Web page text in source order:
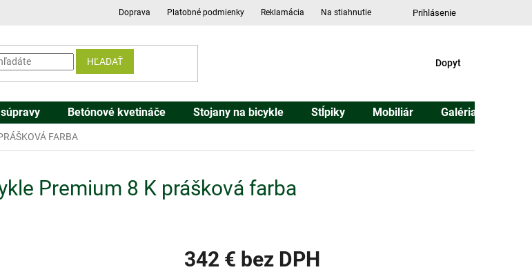
Doprava Platobné podmienky Reklamácia Na stiahnutie Prihlásenie
HĽADAŤ DOPYT
Dopyt
Betónové kvetináče Stojany na bicykle Stĺpiky Mobiliár Galéria
FARBA
Premium 8 K prášková farba
342 €